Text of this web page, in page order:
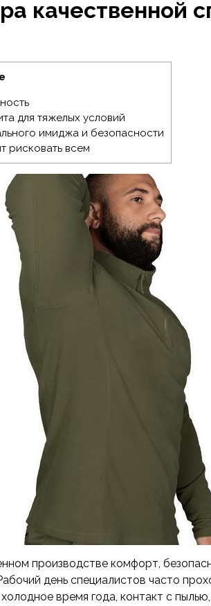
качественной
для тяжелых условий
имиджа и безопасности
рисковать всем
производстве комфорт,
день специалистов часто
время года, контакт с